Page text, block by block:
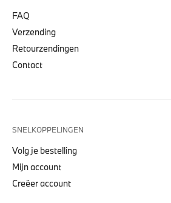
FAQ
Verzending
Retourzendingen
Contact
SNELKOPPELINGEN
Volg je bestelling
Mijn account
Creëer account